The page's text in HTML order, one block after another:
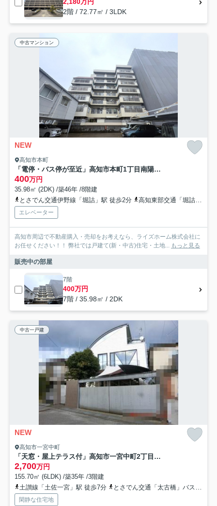
2階 / 72.77㎡ / 3LDK
中古マンション
NEW
高知市本町
「電停・バス停が至近」高知市本町1丁目南陽スカイメゾン 中古マンション
400万円
35.98㎡ (2DK) /築46年 /8階建
とさでん交通伊野線「堀詰」駅 徒歩2分
高知東部交通「堀詰（バス）」バス停下車 徒歩2分
エレベーター
高知市周辺で不動産購入・売却をお考えなら、ライズホーム株式会社に
お任せください！！ 弊社では戸建て(新・中古)住宅・土地... もっと見る
販売中の部屋
7階
400万円
7階 / 35.98㎡ / 2DK
中古一戸建
NEW
高知市一宮中町
「天窓・屋上テラス付」高知市一宮中町2丁目 中古一戸建て
2,700万円
155.70㎡ (6LDK) /築35年 /3階建
土讃線「土佐一宮」駅 徒歩7分
とさでん交通「太古橋」バス停下車 徒歩8分
閑静な住宅地